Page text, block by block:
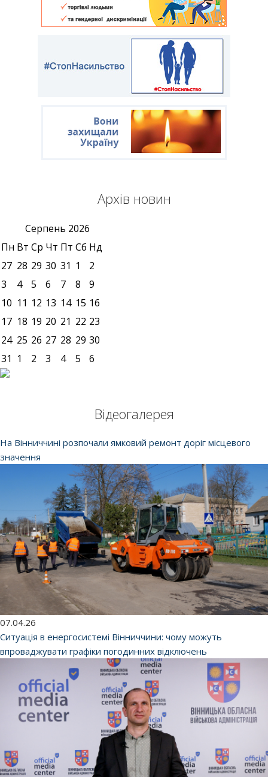
Архів новин
Серпень 2026
Пн Вт Ср Чт Пт Сб Нд
27 28 29 30 31 1
2
3
4 5 6 7 8
9
10 11 12 13 14 15 16
17 18 19 20 21 22 23
24 25 26 27 28 29 30
31 1 2 3 4 5 6
Відеогалерея
На Вінниччині розпочали ямковий ремонт доріг місцевого
значення
07.04.26
Ситуація в енергосистемі Вінниччини: чому можуть
впроваджувати графіки погодинних відключень